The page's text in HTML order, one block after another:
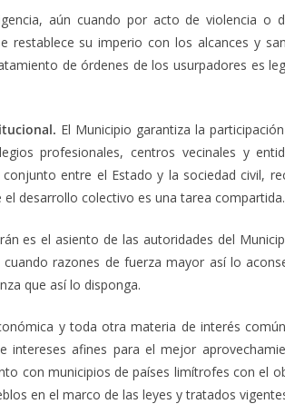
aún cuando por acto de violencia o
su imperio con los alcances y
de órdenes de los usurpadores es
El Municipio garantiza la
profesionales, centros vecinales y
entre el Estado y la sociedad civil,
desarrollo colectivo es una tarea compartida.
es el asiento de las autoridades del
razones de fuerza mayor así lo
que así lo disponga.
y toda otra materia de interés
afines para el mejor
con municipios de países limítrofes con el
en el marco de las leyes y tratados